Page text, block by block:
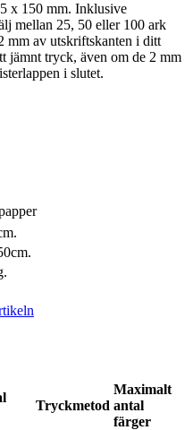
x 150 mm. Inklusive
mellan 25, 50 eller 100 ark
mm av utskriftskanten i ditt
jämnt tryck, även om de 2 mm
i slutet.
Tryckmetod
Maximalt
antal
färger